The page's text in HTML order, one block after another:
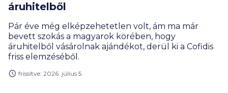
áruhitelből
Pár éve még elképzehetetlen volt, ám ma már
bevett szokás a magyarok körében, hogy
áruhitelből vásárolnak ajándékot, derül ki a Cofidis
friss elemzéséből.
frissítve: 2026. július 5.